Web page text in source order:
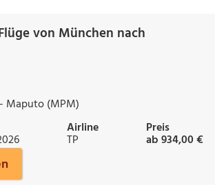
von München nach
Maputo (MPM)
Airline
TP
Preis
ab 934,00 €